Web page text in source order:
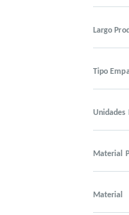
Largo
Tipo
Unidades
Material
Material